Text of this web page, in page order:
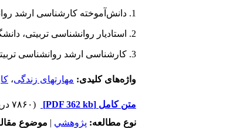
1. دانش‌آموخته کارشناسی ارشد روانشناسی تربیتی از دانشگاه الزهرا(س)
2. استادیار روانشناسی تربیتی، دانشگاه الزهرا(س)
3. کارشناسی ارشد روانشناسی تربیتی از دانشگاه الزهرا(س) (نویسنده مسئول)
واژه‌های کلیدی: مهارتهای زندگی،
متن کامل [PDF 362 kb]
(۷۸۶۰ دریافت)
نوع مطالعه: پژوهشي | موضوع